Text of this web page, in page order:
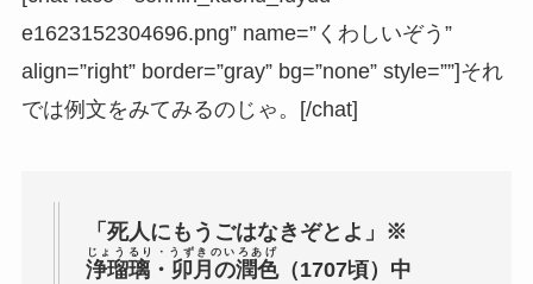
e1623152304696.png” name=”くわしいぞう”
align=”right” border=”gray” bg=”none” style=””]それ
では例文をみてみるのじゃ。[/chat]
「死人にもうごはなきぞとよ」※
浄瑠璃・卯月の潤色
じょうるり・うずきのいろあげ
（1707頃）中